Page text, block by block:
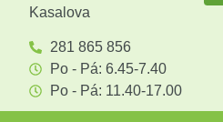
Kasalova
281 865 856
Po - Pá: 6.45-7.40
Po - Pá: 11.40-17.00